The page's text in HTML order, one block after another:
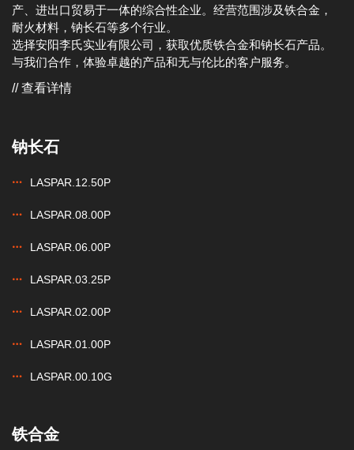
产、进出口贸易于一体的综合性企业。经营范围涉及铁合金，
耐火材料，钠长石等多个行业。
选择安阳李氏实业有限公司，获取优质铁合金和钠长石产品。
与我们合作，体验卓越的产品和无与伦比的客户服务。
// 查看详情
钠长石
LASPAR.12.50P
LASPAR.08.00P
LASPAR.06.00P
LASPAR.03.25P
LASPAR.02.00P
LASPAR.01.00P
LASPAR.00.10G
铁合金